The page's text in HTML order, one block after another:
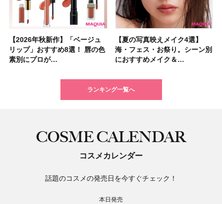
【2026年秋新作】「ベージュ
リップ」おすすめ8選！ 唇の色
素別にプロが…
【夏の写真映えメイク4選】
海・フェス・お祭り。シーン別
におすすめメイク＆…
【2026夏】「シートマスク・
パック」ランキングTOP5！＜
マキアビュー…
【2026夏】「洗顔料」ランキ
ングTOP5！＜マキアビューテ
ィーズが投票…
【2026年秋新作】「ベージュ
リップ」おすすめ8選！ 唇の色
素別にプロが…
【夏の写真映えメイク4選】
海・フェス・お祭り。シーン別
におすすめメイク＆…
【ニベア】美容液リップクリー
ム＆ボディスクラブが新登場！
大人気の色付き…
【石井美保さん・50歳のボディ
ケア愛用品16選】首・手・バス
トのパーツケ…
【2026夏】「インナーケア・
サプリ」ランキングTOP5！＜
美容マニア集…
【石井美保さんのおすすめお菓
子＆お茶10選】手土産にもぴっ
たり
【最新】髪のうねり・広がり・
くせ毛におすすめのシャンプー
17選
【2026年夏】透明感カラーの
髪色おすすめ20選！ ブリーチ
あり・なし別…
【2026年8月の一粒万倍日】お
すすめの開運コスメ＆美容アイ
テム10選！
【読者プレゼント】羽の見えな
いハンディファン
「baramood」を3名様…
【ジョー マローン ロンドン】
大人気フレグランス「ウッド
セージ ＆ シ…
先行販売でゲット🧡LUNASOL
アイカラーレーションN 23
Rosy…
ランキング一覧へ
COSME CALENDAR
コスメカレンダー
話題のコスメの発売日を今すぐチェック！
本日発売